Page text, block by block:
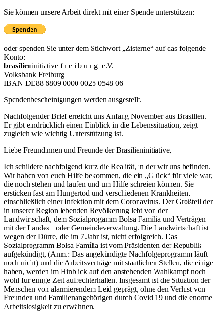
Sie können unsere Arbeit direkt mit einer Spende unterstützen:
oder spenden Sie unter dem Stichwort „Zisterne“ auf das folgende
Konto:
brasilieninitiative f r e i b u r g e.V.
Volksbank Freiburg
IBAN DE88 6809 0000 0025 0548 06
Spendenbescheinigungen werden ausgestellt.
Nachfolgender Brief erreicht uns Anfang November aus Brasilien.
Er gibt eindrücklich einen Einblick in die Lebenssituation, zeigt
zugleich wie wichtig Unterstützung ist.
Liebe Freundinnen und Freunde der Brasilieninitiative,
Ich schildere nachfolgend kurz die Realität, in der wir uns befinden.
Wir haben von euch Hilfe bekommen, die ein „Glück“ für viele war,
die noch stehen und laufen und um Hilfe schreien können. Sie
ersticken fast am Hungertod und verschiedenen Krankheiten,
einschließlich einer Infektion mit dem Coronavirus. Der Großteil der
in unserer Region lebenden Bevölkerung lebt von der
Landwirtschaft, dem Sozialprogamm Bolsa Família und Verträgen
mit der Landes - oder Gemeindeverwaltung. Die Landwirtschaft ist
wegen der Dürre, die im 7.Jahr ist, nicht erfolgreich. Das
Sozialprogramm Bolsa Família ist vom Präsidenten der Republik
aufgekündigt, (Anm.: Das angekündigte Nachfolgeprogramm läuft
noch nicht) und die Arbeitsverträge mit staatlichen Stellen, die einige
haben, werden im Hinblick auf den anstehenden Wahlkampf noch
wohl für einige Zeit aufrechterhalten. Insgesamt ist die Situation der
Menschen von alarmierendem Leid geprägt, ohne den Verlust von
Freunden und Familienangehörigen durch Covid 19 und die enorme
Arbeitslosigkeit zu erwähnen.